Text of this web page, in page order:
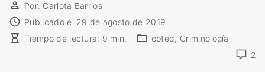
Por: Carlota Barrios
Publicado el 29 de agosto de 2019
Tiempo de lectura: 9 min. cpted
Criminología
2